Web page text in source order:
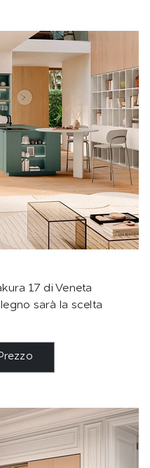
17 di Veneta
sarà la scelta